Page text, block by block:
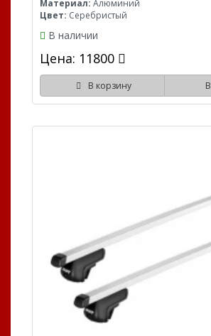
Материал: Алюминий
Цвет: Серебристый
В наличии
Цена: 11800
В корзину